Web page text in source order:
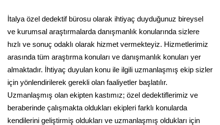
İtalya özel dedektif bürosu olarak ihtiyaç duyduğunuz bireysel
ve kurumsal araştırmalarda danışmanlık konularında sizlere
hızlı ve sonuç odaklı olarak hizmet vermekteyiz. Hizmetlerimiz
arasında tüm araştırma konuları ve danışmanlık konuları yer
almaktadır. İhtiyaç duyulan konu ile ilgili uzmanlaşmış ekip sizler
için yönlendirilerek gerekli olan faaliyetler başlatılır.
Uzmanlaşmış olan ekipten kastımız; özel dedektiflerimiz ve
beraberinde çalışmakta oldukları ekipleri farklı konularda
kendilerini geliştirmiş oldukları ve uzmanlaşmış oldukları için